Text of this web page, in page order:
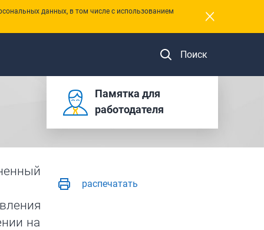
данных, в том числе с использованием ×
Поиск
Памятка для
работодателя
на
распечатать